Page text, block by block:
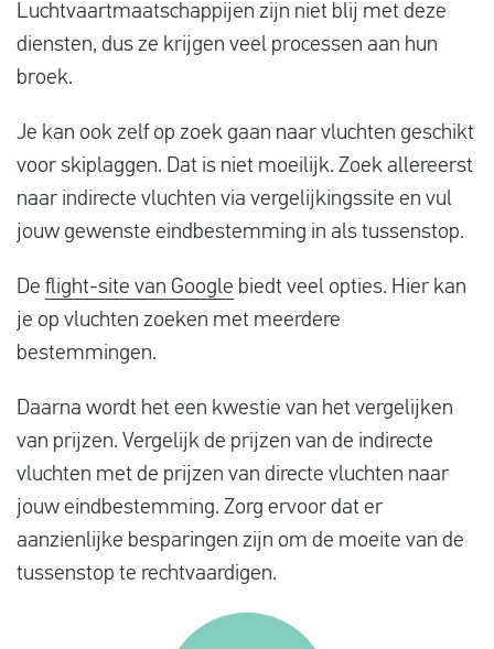
Luchtvaartmaatschappijen zijn niet blij met deze
diensten, dus ze krijgen veel processen aan hun
broek.
Je kan ook zelf op zoek gaan naar vluchten geschikt
voor skiplaggen. Dat is niet moeilijk. Zoek allereerst
naar indirecte vluchten via vergelijkingssite en vul
jouw gewenste eindbestemming in als tussenstop.
De flight-site van Google biedt veel opties. Hier kan
je op vluchten zoeken met meerdere
bestemmingen.
Daarna wordt het een kwestie van het vergelijken
van prijzen. Vergelijk de prijzen van de indirecte
vluchten met de prijzen van directe vluchten naar
jouw eindbestemming. Zorg ervoor dat er
aanzienlijke besparingen zijn om de moeite van de
tussenstop te rechtvaardigen.